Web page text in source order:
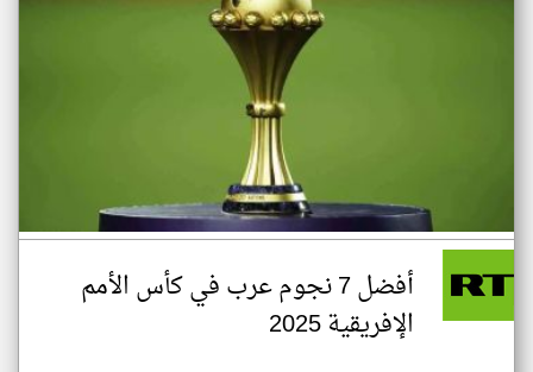
أفضل 7 نجوم عرب في كأس الأمم
الإفريقية 2025